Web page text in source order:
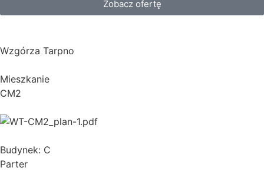
Zobacz ofertę
Wzgórza Tarpno
Mieszkanie
CM2
Budynek: C
Parter